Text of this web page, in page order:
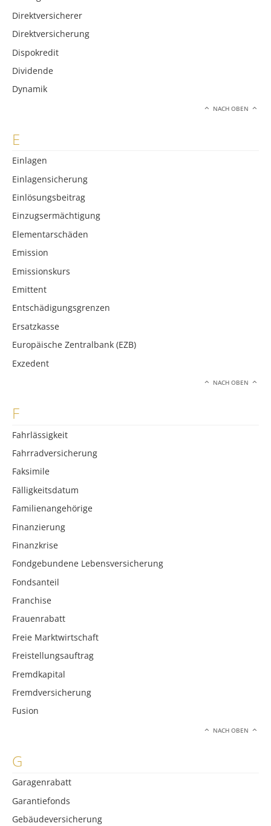
Direktversicherer
Direktversicherung
Dispokredit
Dividende
Dynamik
NACH OBEN
E
Einlagen
Einlagensicherung
Einlösungsbeitrag
Einzugsermächtigung
Elementarschäden
Emission
Emissionskurs
Emittent
Entschädigungsgrenzen
Ersatzkasse
Europäische Zentralbank (EZB)
Exzedent
NACH OBEN
F
Fahrlässigkeit
Fahrradversicherung
Faksimile
Fälligkeitsdatum
Familienangehörige
Finanzierung
Finanzkrise
Fondgebundene Lebensversicherung
Fondsanteil
Franchise
Frauenrabatt
Freie Marktwirtschaft
Freistellungsauftrag
Fremdkapital
Fremdversicherung
Fusion
NACH OBEN
G
Garagenrabatt
Garantiefonds
Gebäudeversicherung